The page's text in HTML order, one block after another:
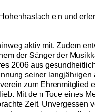
ein und
aktiv mit. Zudem
der Sänger der
2006 aus
seiner
zum Ehrenmitglied
Mit dem Tode eines
Zeit. Unvergessen